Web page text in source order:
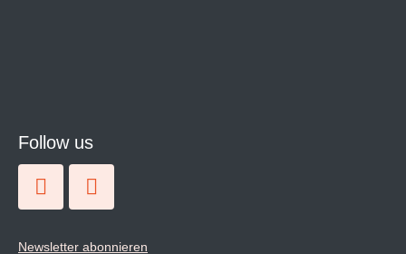
Follow us
Newsletter abonnieren